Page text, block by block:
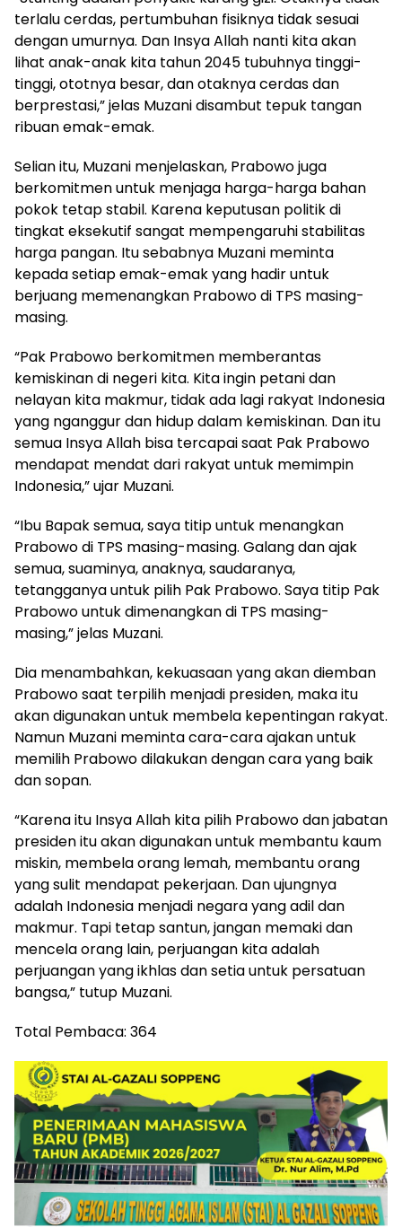
terlalu cerdas, pertumbuhan fisiknya tidak sesuai
dengan umurnya. Dan Insya Allah nanti kita akan
lihat anak-anak kita tahun 2045 tubuhnya tinggi-
tinggi, ototnya besar, dan otaknya cerdas dan
berprestasi,” jelas Muzani disambut tepuk tangan
ribuan emak-emak.
Selian itu, Muzani menjelaskan, Prabowo juga
berkomitmen untuk menjaga harga-harga bahan
pokok tetap stabil. Karena keputusan politik di
tingkat eksekutif sangat mempengaruhi stabilitas
harga pangan. Itu sebabnya Muzani meminta
kepada setiap emak-emak yang hadir untuk
berjuang memenangkan Prabowo di TPS masing-
masing.
“Pak Prabowo berkomitmen memberantas
kemiskinan di negeri kita. Kita ingin petani dan
nelayan kita makmur, tidak ada lagi rakyat Indonesia
yang nganggur dan hidup dalam kemiskinan. Dan itu
semua Insya Allah bisa tercapai saat Pak Prabowo
mendapat mendat dari rakyat untuk memimpin
Indonesia,” ujar Muzani.
“Ibu Bapak semua, saya titip untuk menangkan
Prabowo di TPS masing-masing. Galang dan ajak
semua, suaminya, anaknya, saudaranya,
tetangganya untuk pilih Pak Prabowo. Saya titip Pak
Prabowo untuk dimenangkan di TPS masing-
masing,” jelas Muzani.
Dia menambahkan, kekuasaan yang akan diemban
Prabowo saat terpilih menjadi presiden, maka itu
akan digunakan untuk membela kepentingan rakyat.
Namun Muzani meminta cara-cara ajakan untuk
memilih Prabowo dilakukan dengan cara yang baik
dan sopan.
“Karena itu Insya Allah kita pilih Prabowo dan jabatan
presiden itu akan digunakan untuk membantu kaum
miskin, membela orang lemah, membantu orang
yang sulit mendapat pekerjaan. Dan ujungnya
adalah Indonesia menjadi negara yang adil dan
makmur. Tapi tetap santun, jangan memaki dan
mencela orang lain, perjuangan kita adalah
perjuangan yang ikhlas dan setia untuk persatuan
bangsa,” tutup Muzani.
Total Pembaca: 364